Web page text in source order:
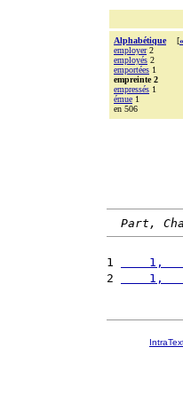
Alphabétique [«
employer2
employés 2
emportées 1
empreinte 2
empressés 1
émue 1
en 506
Part,
1
1,
2
1,